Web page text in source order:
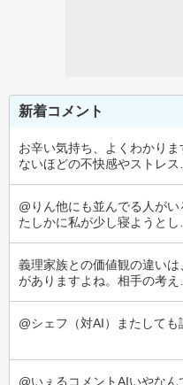
新着コメント
お辛い気持ち、よくわかり
ないほどの不快感やストレス
@りん他にも並んでる人がい
たしかに私が少し寝ようとし
義理家族との価値観の違い
がありますよね。相手の考え
@シェフ（対AI）またして
@いぇるコメントAIいやな